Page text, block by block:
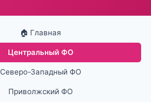
🏠 Главная
Центральный ФО
Северо-Западный ФО
Приволжский ФО